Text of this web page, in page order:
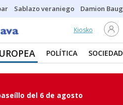
Sablazo veraniego Damion
Kiosko
POLÍTICA SOCIEDAD
del 6 de agosto